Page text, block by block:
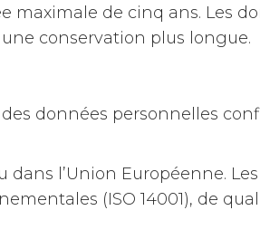
maximale de cinq ans. Les
conservation plus longue.
données personnelles
l’Union Européenne.
(ISO 14001), de